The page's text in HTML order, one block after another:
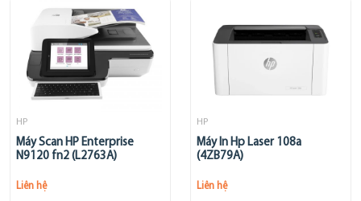
HP
Máy Scan HP Enterprise
N9120 fn2 (L2763A)
Liên hệ
HP
Máy In Hp Laser 108a
(4ZB79A)
Liên hệ